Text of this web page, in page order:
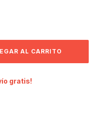
gratis!